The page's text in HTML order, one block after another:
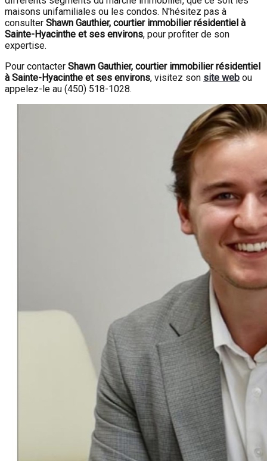
maisons unifamiliales ou les condos. N'hésitez pas à
consulter Shawn Gauthier, courtier immobilier résidentiel à
Sainte-Hyacinthe et ses environs, pour profiter de son
expertise.
Pour contacter Shawn Gauthier, courtier immobilier résidentiel
à Sainte-Hyacinthe et ses environs, visitez son site web ou
appelez-le au (450) 518-1028.